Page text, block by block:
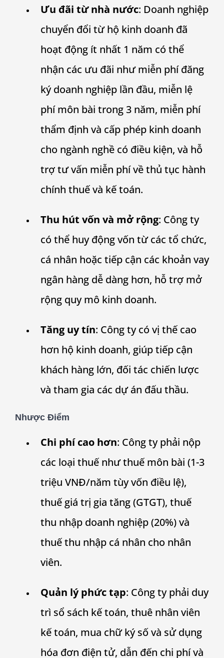
Ưu đãi từ nhà nước: Doanh nghiệp
chuyển đổi từ hộ kinh doanh đã
hoạt động ít nhất 1 năm có thể
nhận các ưu đãi như miễn phí đăng
ký doanh nghiệp lần đầu, miễn lệ
phí môn bài trong 3 năm, miễn phí
thẩm định và cấp phép kinh doanh
cho ngành nghề có điều kiện, và hỗ
trợ tư vấn miễn phí về thủ tục hành
chính thuế và kế toán.
Thu hút vốn và mở rộng: Công ty
có thể huy động vốn từ các tổ chức,
cá nhân hoặc tiếp cận các khoản vay
ngân hàng dễ dàng hơn, hỗ trợ mở
rộng quy mô kinh doanh.
Tăng uy tín: Công ty có vị thế cao
hơn hộ kinh doanh, giúp tiếp cận
khách hàng lớn, đối tác chiến lược
và tham gia các dự án đấu thầu.
Nhược Điểm
Chi phí cao hơn: Công ty phải nộp
các loại thuế như thuế môn bài (1-3
triệu VNĐ/năm tùy vốn điều lệ),
thuế giá trị gia tăng (GTGT), thuế
thu nhập doanh nghiệp (20%) và
thuế thu nhập cá nhân cho nhân
viên.
Quản lý phức tạp: Công ty phải duy
trì sổ sách kế toán, thuê nhân viên
kế toán, mua chữ ký số và sử dụng
hóa đơn điện tử, dẫn đến chi phí và